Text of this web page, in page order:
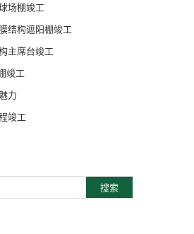
场棚竣工
结构遮阳棚竣工
主席台竣工
竣工
力
竣工
搜索